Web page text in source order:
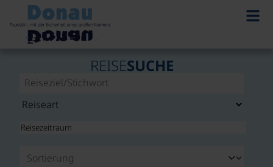
REISESUCHE